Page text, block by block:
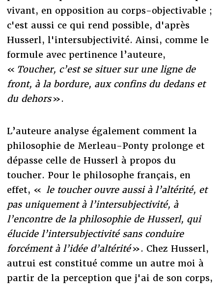
vivant, en opposition au corps-objectivable ;
c'est aussi ce qui rend possible, d'après
Husserl, l'intersubjectivité. Ainsi, comme le
formule avec pertinence l’auteure,
« Toucher, c’est se situer sur une ligne de
front, à la bordure, aux confins du dedans et
du dehors».
L’auteure analyse également comment la
philosophie de Merleau-Ponty prolonge et
dépasse celle de Husserl à propos du
toucher. Pour le philosophe français, en
effet, « le toucher ouvre aussi à l’altérité, et
pas uniquement à l’intersubjectivité, à
l’encontre de la philosophie de Husserl, qui
élucide l’intersubjectivité sans conduire
forcément à l’idée d’altérité». Chez Husserl,
autrui est constitué comme un autre moi à
partir de la perception que j'ai de son corps,